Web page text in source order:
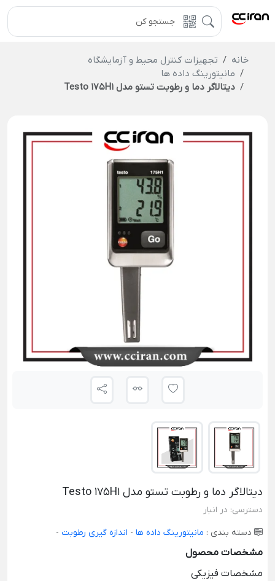
خانه
تجهیزات کنترل محیط و آزمایشگاه
مانیتورینگ داده ها
دیتالاگر دما و رطوبت تستو مدل Testo 175H1
دیتالاگر دما و رطوبت تستو مدل Testo 175H1
دسترسی: در انبار
دسته بندی : مانیتورینگ داده ها - اندازه گیری رطوبت -
مشخصات محصول
مشخصات فیزیکی